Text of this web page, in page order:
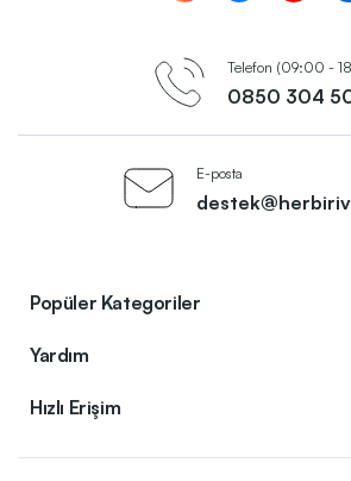
Telefon (09:00 -
0850 304
E-posta
Popüler Kategoriler
Yardım
Hızlı Erişim